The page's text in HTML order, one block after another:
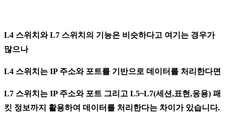
L4 스위치와 L7 스위치의 기능은 비슷하다고 여기는 경우가
많으나
L4 스위치는 IP 주소와 포트를 기반으로 데이터를 처리한다면
L7 스위치는 IP 주소와 포트 그리고 L5~L7(세션,표현,응용) 패
킷 정보까지 활용하여 데이터를 처리한다는 차이가 있습니다.